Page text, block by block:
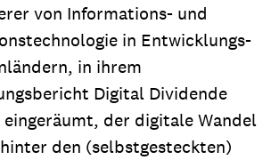
von Informations- und
in Entwicklungs-
in ihrem
Digital Dividende
der digitale Wandel
den (selbstgesteckten)